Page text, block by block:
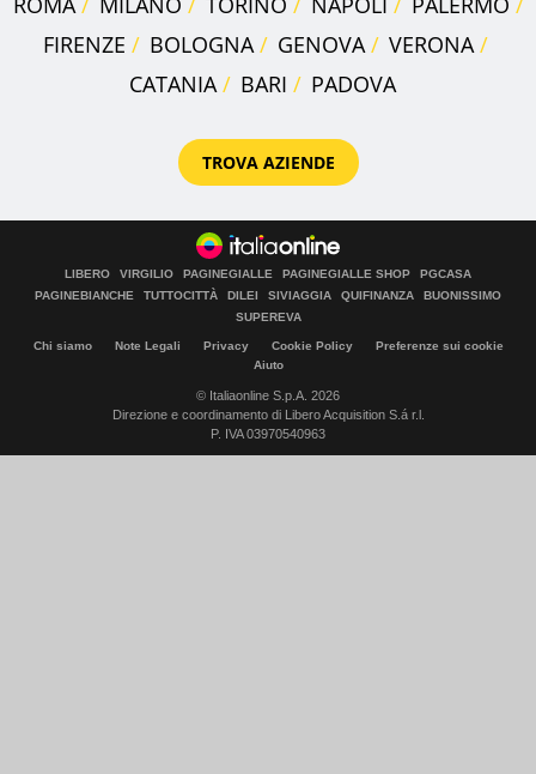
FIRENZE
BOLOGNA GENOVA
VERONA
CATANIA
BARI PADOVA
TROVA AZIENDE
LIBERO VIRGILIO PAGINEGIALLE PAGINEGIALLE SHOP
PGCASA
PAGINEBIANCHE
TUTTOCITTÀ DILEI SIVIAGGIA QUIFINANZA
BUONISSIMO
SUPEREVA
Chi siamo Note Legali Privacy Cookie Policy
Preferenze sui cookie
Aiuto
© Italiaonline S.p.A. 2026
Direzione e coordinamento di Libero Acquisition S.á r.l.
P. IVA 03970540963